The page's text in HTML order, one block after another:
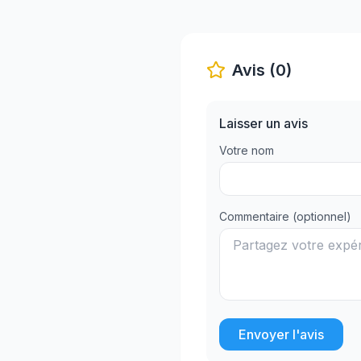
Avis (0)
Laisser un avis
Votre nom
Commentaire (optionnel)
Envoyer l'avis